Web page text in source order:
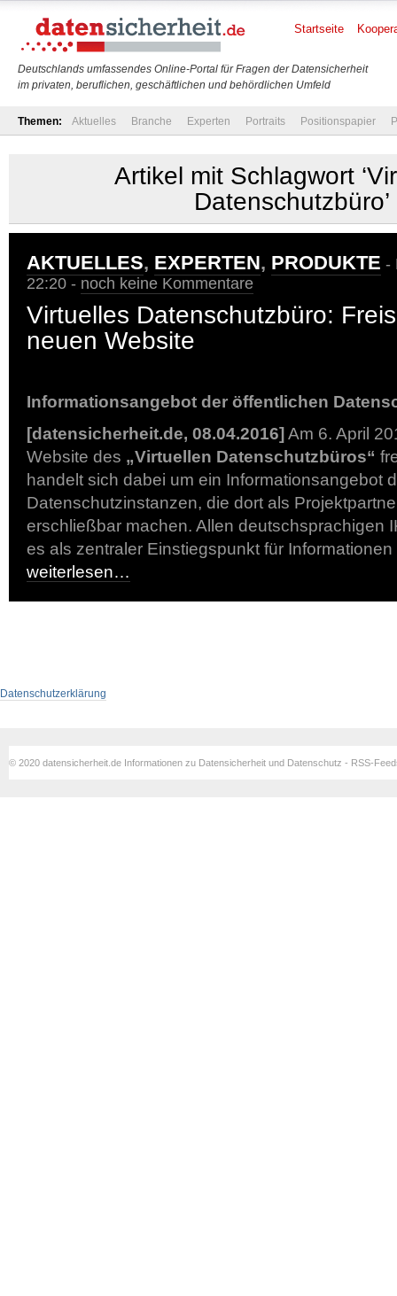
Deutschlands umfassendes Online-Portal für Fragen der Datensicherheit
im privaten, beruflichen, geschäftlichen und behördlichen Umfeld
Startseite
Themen: Aktuelles Branche Experten Portraits Positionspapier
Artikel mit Schlagwort
Datenschutzbüro’
AKTUELLES, EXPERTEN, PRODUKTE -
22:20 - noch keine Kommentare
Virtuelles Datenschutzbüro:
neuen Website
Informationsangebot der öffentlichen
[datensicherheit.de, 08.04.2016] Am 6. April
Website des „Virtuellen Datenschutzbüros“
handelt sich dabei um ein Informationsangebot
Datenschutzinstanzen, die dort als
erschließbar machen. Allen deutschsprachigen
es als zentraler Einstiegspunkt für
weiterlesen…
Datenschutzerklärung
© 2020 datensicherheit.de Informationen zu Datensicherheit und Datenschutz - RSS-